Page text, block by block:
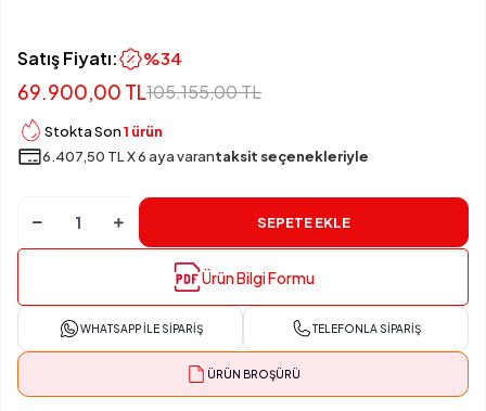
Satış Fiyatı: %34
69.900,00 TL105.155,00 TL
Stokta Son1 ürün
6.407,50 TL X 6 aya varantaksit seçenekleriyle
SEPETE EKLE
Ürün BilgiFormu
WHATSAPP İLE SIPARIŞ TELEFONLA SIPARIŞ
ÜRÜN BROŞÜRÜ